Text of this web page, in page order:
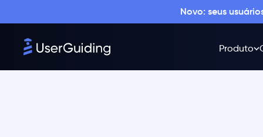
Novo: seus
Produto